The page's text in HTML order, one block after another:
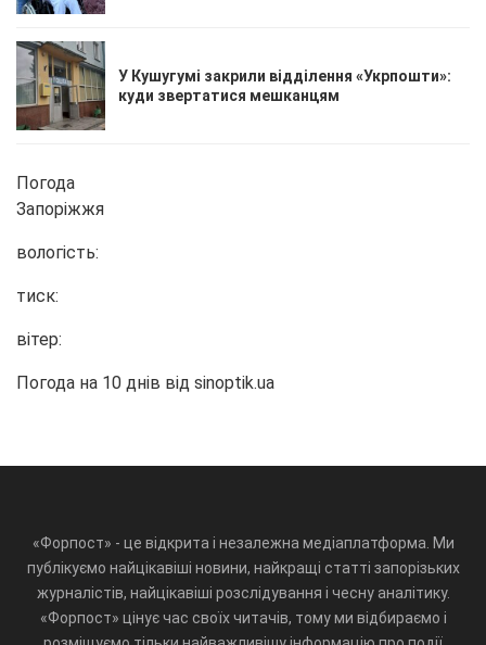
У Кушугумі закрили відділення «Укрпошти»:
куди звертатися мешканцям
Погода
Запоріжжя
вологість:
тиск:
вітер:
Погода на 10 днів від sinoptik.ua
«Форпост» - це відкрита і незалежна медіаплатформа. Ми
публікуємо найцікавіші новини, найкращі статті запорізьких
журналістів, найцікавіші розслідування і чесну аналітику.
«Форпост» цінує час своїх читачів, тому ми відбираємо і